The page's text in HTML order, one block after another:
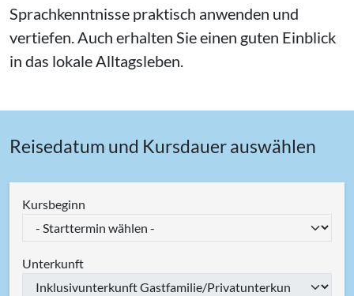
Sprachkenntnisse praktisch anwenden und
vertiefen. Auch erhalten Sie einen guten Einblick
in das lokale Alltagsleben.
Reisedatum und Kursdauer auswählen
Kursbeginn
Unterkunft